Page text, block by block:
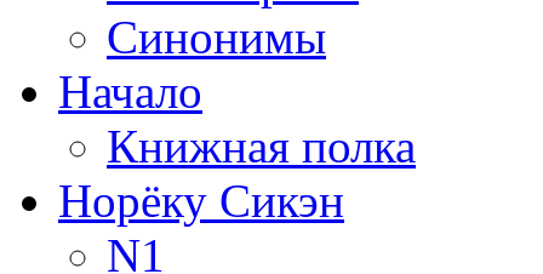
Синонимы
Начало
Книжная полка
Норёку Сикэн
N1